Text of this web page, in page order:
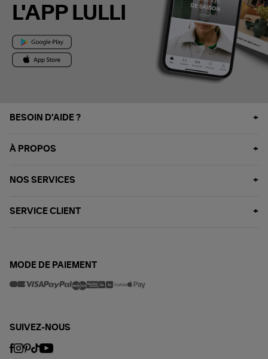
L'APP LULLI
BESOIN D'AIDE ?
À PROPOS
NOS SERVICES
SERVICE CLIENT
MODE DE PAIEMENT
SUIVEZ-NOUS